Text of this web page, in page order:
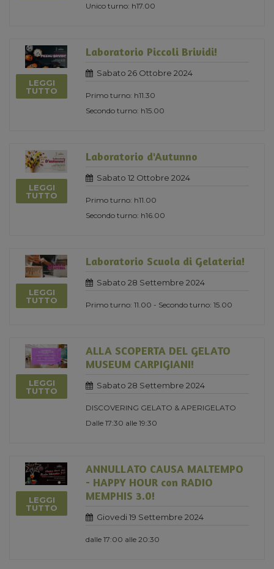
Unico turno: h17.00
LEGGI
TUTTO
Laboratorio Piccoli Brividi!
Sabato 26 Ottobre 2024
Primo turno: h11.30
Secondo turno: h15.00
LEGGI
TUTTO
Laboratorio d'Autunno
Sabato 12 Ottobre 2024
Primo turno: h11.00
Secondo turno: h16.00
LEGGI
TUTTO
Laboratorio Scuola di Gelateria!
Sabato 28 Settembre 2024
Primo turno: 11.00 - Secondo turno: 15.00
LEGGI
TUTTO
ALLA SCOPERTA DEL GELATO
MUSEUM CARPIGIANI!
Sabato 28 Settembre 2024
DISCOVERING GELATO & APERIGELATO
Dalle 17:30 alle 19:30
LEGGI
TUTTO
ANNULLATO CAUSA MALTEMPO
- HAPPY HOUR con RADIO
MEMPHIS 3.0!
Giovedi 19 Settembre 2024
dalle 17:00 alle 20:30